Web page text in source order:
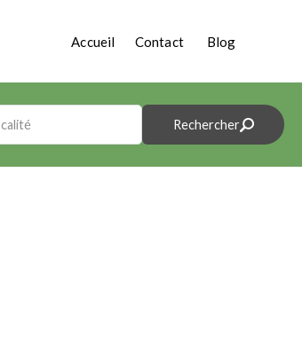
Accueil Contact Blog
Rechercher